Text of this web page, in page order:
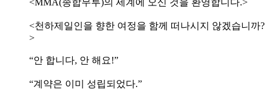
<천하제일인을 향한 여정을 함께 떠나시지 않겠습니까?
>
“안 합니다, 안 해요!”
“계약은 이미 성립되었다.”